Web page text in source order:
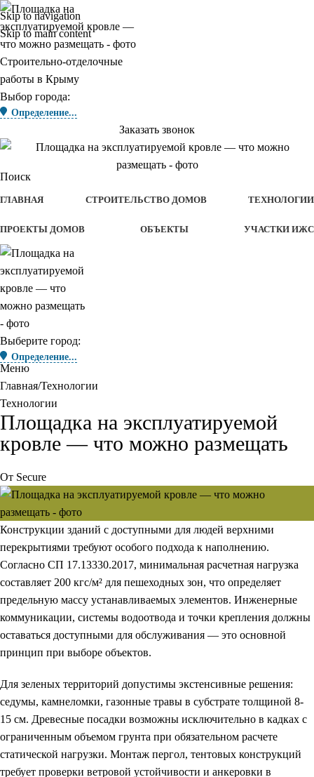
Skip to navigation
Skip to main content
Строительно-отделочные
работы в Крыму
Выбор города:
Определение...
Заказать звонок
Поиск
ГЛАВНАЯ СТРОИТЕЛЬСТВО ДОМОВ ТЕХНОЛОГИИ
ПРОЕКТЫ ДОМОВ ОБЪЕКТЫ УЧАСТКИ ИЖС
Выберите город:
Определение...
Меню
Главная Технологии
Технологии
Площадка на эксплуатируемой
кровле — что можно размещать
От Secure
Конструкции зданий с доступными для людей верхними
перекрытиями требуют особого подхода к наполнению.
Согласно СП 17.13330.2017, минимальная расчетная нагрузка
составляет 200 кгс/м² для пешеходных зон, что определяет
предельную массу устанавливаемых элементов. Инженерные
коммуникации, системы водоотвода и точки крепления должны
оставаться доступными для обслуживания — это основной
принцип при выборе объектов.
Для зеленых территорий допустимы экстенсивные решения:
седумы, камнеломки, газонные травы в субстрате толщиной 8-
15 см. Древесные посадки возможны исключительно в кадках с
ограниченным объемом грунта при обязательном расчете
статической нагрузки. Монтаж пергол, тентовых конструкций
требует проверки ветровой устойчивости и анкеровки в